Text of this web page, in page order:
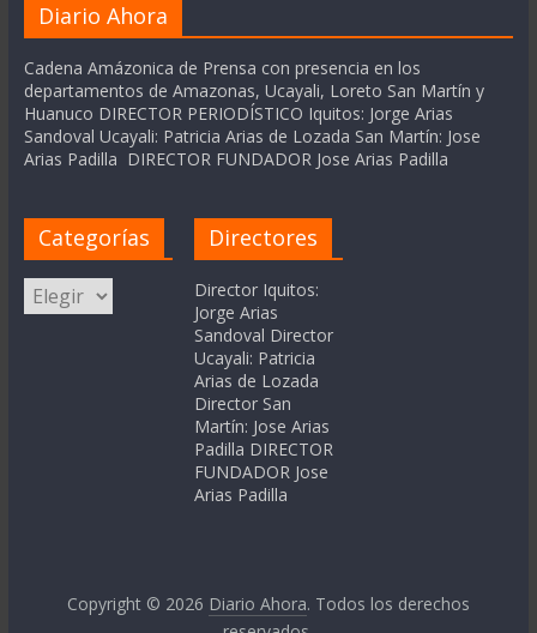
Diario Ahora
Cadena Amázonica de Prensa con presencia en los
departamentos de Amazonas, Ucayali, Loreto San Martín y
Huanuco DIRECTOR PERIODÍSTICO Iquitos: Jorge Arias
Sandoval Ucayali: Patricia Arias de Lozada San Martín: Jose
Arias Padilla DIRECTOR FUNDADOR Jose Arias Padilla
Categorías
Categorías
Directores
Director Iquitos:
Jorge Arias
Sandoval Director
Ucayali: Patricia
Arias de Lozada
Director San
Martín: Jose Arias
Padilla DIRECTOR
FUNDADOR Jose
Arias Padilla
Copyright © 2026 Diario Ahora. Todos los derechos